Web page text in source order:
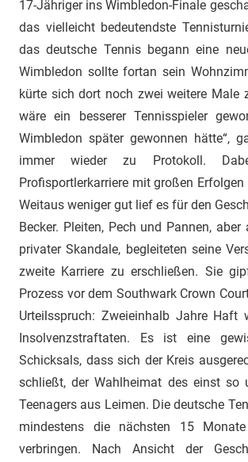
17-Jähriger ins Wimbledon-Finale
das vielleicht bedeutendste
das deutsche Tennis begann eine
Wimbledon sollte fortan sein
kürte sich dort noch zwei weitere Male
wäre ein besserer Tennisspieler
Wimbledon später gewonnen hätte“,
immer wieder zu Protokoll.
Profisportlerkarriere mit großen
Weitaus weniger gut lief es für den
Becker. Pleiten, Pech und Pannen, aber
privater Skandale, begleiteten seine
zweite Karriere zu erschließen. Sie
Prozess vor dem Southwark Crown
Urteilsspruch: Zweieinhalb Jahre Haft
Insolvenzstraftaten. Es ist eine
Schicksals, dass sich der Kreis
schließt, der Wahlheimat des einst so
Teenagers aus Leimen. Die deutsche
mindestens die nächsten 15
verbringen. Nach Ansicht der